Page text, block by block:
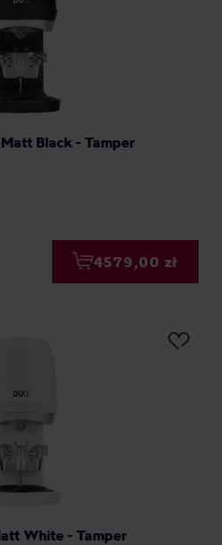
Black - Tamper
4579,00 zł
White - Tamper